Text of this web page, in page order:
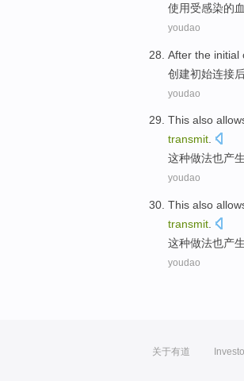
使用受感染的
youdao
After the initial
创建初始连接
youdao
This also
transmit.
这种做法也产生
youdao
This also
transmit
这种做法也产生
youdao
关于有道